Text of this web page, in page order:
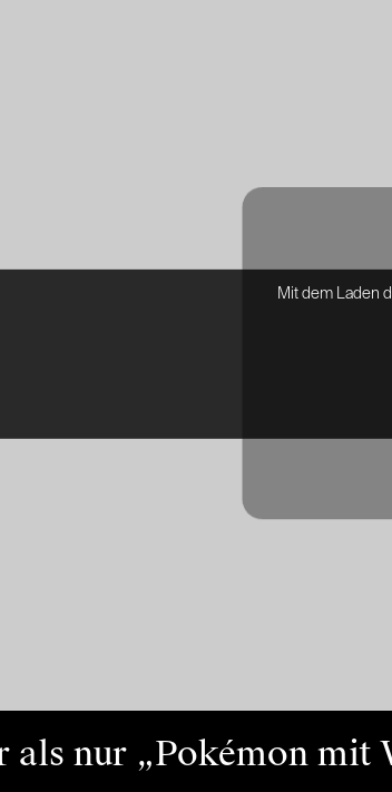
Mit dem Laden
als nur „Pokémon mit